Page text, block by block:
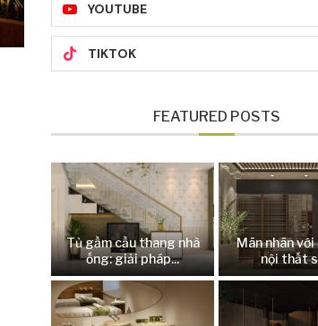
YOUTUBE
TIKTOK
FEATURED POSTS
Tủ gầm cầu thang nhà
ống: giải pháp...
Mãn nhãn
nội thất